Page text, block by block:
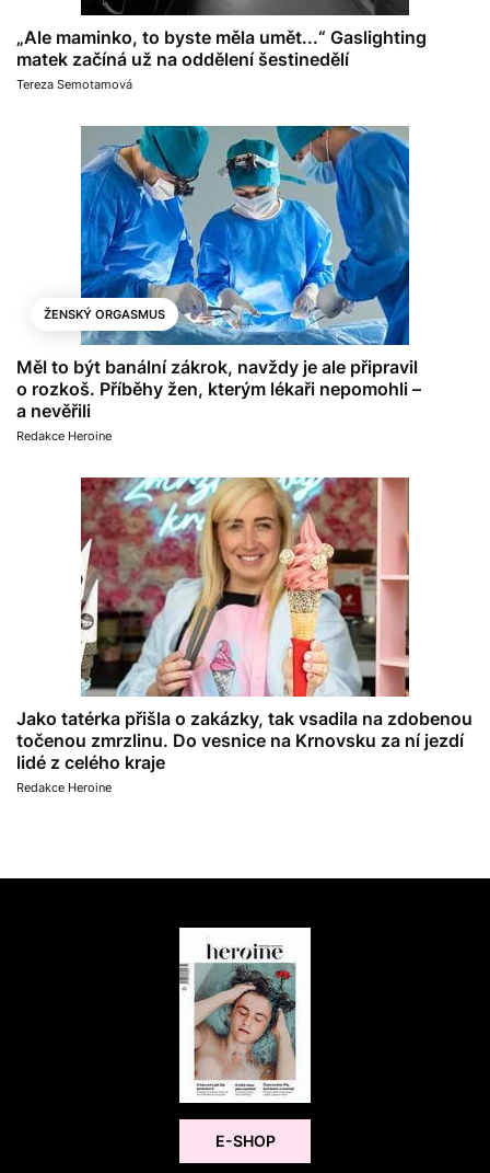
„Ale maminko, to byste měla umět...“ Gaslighting
matek začíná už na oddělení šestinedělí
Tereza Semotamová
ŽENSKÝ ORGASMUS
Měl to být banální zákrok, navždy je ale připravil
o rozkoš. Příběhy žen, kterým lékaři nepomohli –
a nevěřili
Redakce Heroine
Jako tatérka přišla o zakázky, tak vsadila na zdobenou
točenou zmrzlinu. Do vesnice na Krnovsku za ní jezdí
lidé z celého kraje
Redakce Heroine
E-SHOP